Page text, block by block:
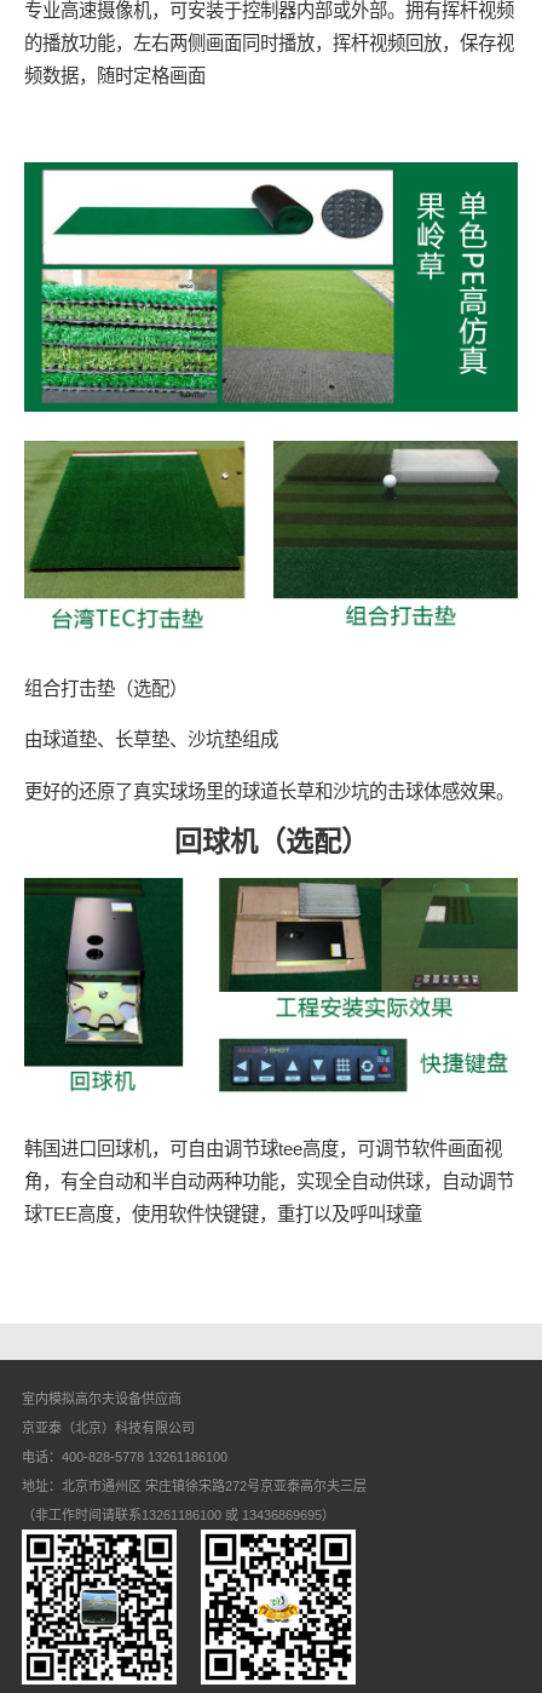
专业高速摄像机，可安装于控制器内部或外部。拥有挥杆视频
的播放功能，左右两侧画面同时播放，挥杆视频回放，保存视
频数据，随时定格画面
组合打击垫（选配）
由球道垫、长草垫、沙坑垫组成
更好的还原了真实球场里的球道长草和沙坑的击球体感效果。
回球机（选配）
韩国进口回球机，可自由调节球tee高度，可调节软件画面视
角，有全自动和半自动两种功能，实现全自动供球，自动调节
球TEE高度，使用软件快键键，重打以及呼叫球童
室内模拟高尔夫设备供应商
京亚泰（北京）科技有限公司
电话：400-828-5778 13261186100
地址：北京市通州区 宋庄镇徐宋路272号京亚泰高尔夫三层
（非工作时间请联系13261186100 或 13436869695）